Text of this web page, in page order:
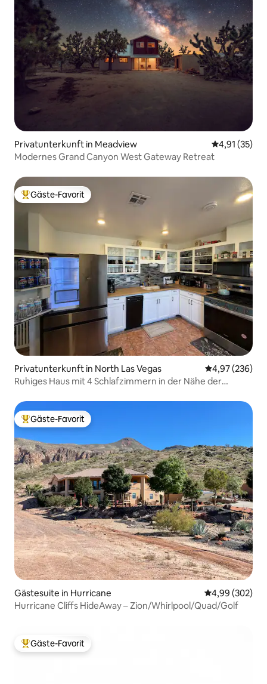
Privatunterkunft in Meadview
4,91 (35)
Modernes Grand Canyon West Gateway Retreat
Beliebter Gäste-Favorit.
Gäste-Favorit
Privatunterkunft in North Las Vegas
4,97 (236)
Ruhiges Haus mit 4 Schlafzimmern in der Nähe der
Beliebter Gäste-Favorit.
Gäste-Favorit
Gästesuite in Hurricane
4,99 (302)
Hurricane Cliffs HideAway – Zion/Whirlpool/Quad/Golf
Beliebter Gäste-Favorit.
Gäste-Favorit